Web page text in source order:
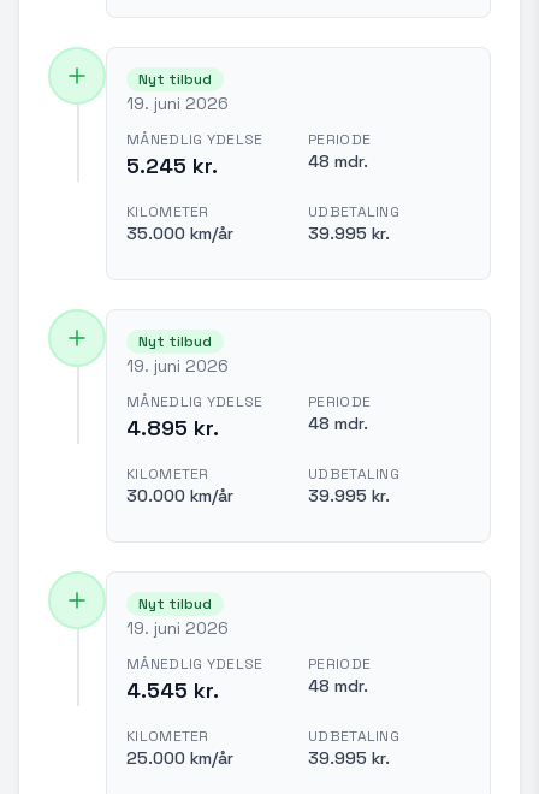
Nyt tilbud
19. juni 2026
MÅNEDLIG YDELSE
5.245 kr.
PERIODE
48 mdr.
KILOMETER
35.000 km/år
UDBETALING
39.995 kr.
Nyt tilbud
19. juni 2026
MÅNEDLIG YDELSE
4.895 kr.
PERIODE
48 mdr.
KILOMETER
30.000 km/år
UDBETALING
39.995 kr.
Nyt tilbud
19. juni 2026
MÅNEDLIG YDELSE
4.545 kr.
PERIODE
48 mdr.
KILOMETER
25.000 km/år
UDBETALING
39.995 kr.